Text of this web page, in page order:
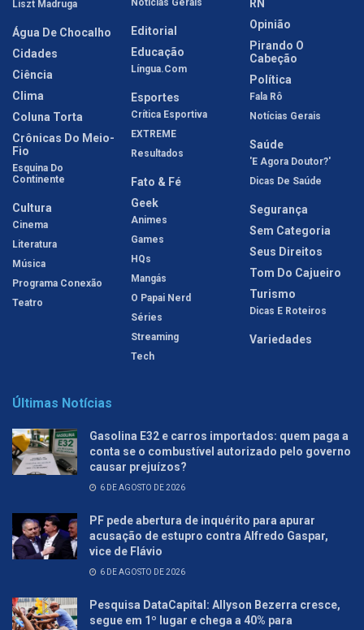
Liszt Madruga
Água De Chocalho
Cidades
Ciência
Clima
Coluna Torta
Crônicas Do Meio-
Fio
Esquina Do
Continente
Cultura
Cinema
Literatura
Música
Programa Conexão
Teatro
Editorial
Educação
Língua.com
Esportes
Crítica Esportiva
EXTREME
Resultados
Fato & Fé
Geek
Animes
Games
HQs
Mangás
O Papai Nerd
Séries
Streaming
Tech
RN
Opinião
Pirando O
Cabeção
Política
Fala Rô
Notícias Gerais
Saúde
'E Agora Doutor?'
Dicas De Saúde
Segurança
Sem Categoria
Seus Direitos
Tom Do Cajueiro
Turismo
Dicas E Roteiros
Variedades
Últimas Notícias
Gasolina E32 e carros importados: quem paga a
conta se o combustível autorizado pelo governo
causar prejuízos?
6 DE AGOSTO DE 2026
PF pede abertura de inquérito para apurar
acusação de estupro contra Alfredo Gaspar,
vice de Flávio
6 DE AGOSTO DE 2026
Pesquisa DataCapital: Allyson Bezerra cresce,
segue em 1º lugar e chega a 40% para